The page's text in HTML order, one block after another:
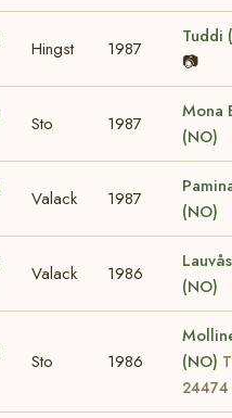
Hingst 1987
Tuddi
📷
Sto 1987
Mona
(NO)
Valack 1987
(NO)
Valack 1986
(NO)
Sto 1986
(NO)
24474